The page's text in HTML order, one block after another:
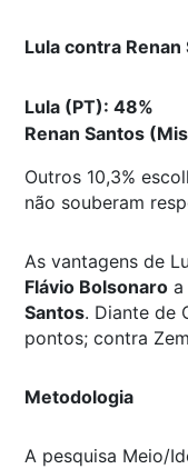
Lula contra Renan
Lula (PT): 48%
Renan Santos
Outros 10,3%
não souberam
As vantagens de
Flávio Bolsonaro a
Santos. Diante de
pontos; contra
Metodologia
A pesquisa Meio/